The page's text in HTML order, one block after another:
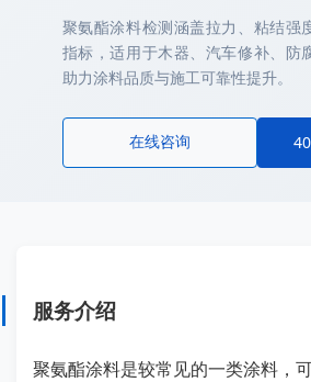
聚氨酯涂料检测涵盖拉力、粘结强
指标，适用于木器、汽车修补、防
助力涂料品质与施工可靠性提升。
在线咨询
服务介绍
聚氨酯涂料是较常见的一类涂料，